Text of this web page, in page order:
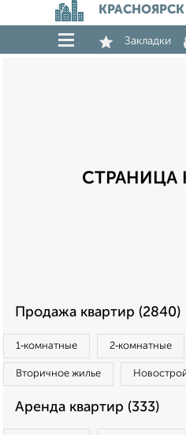
Закладки
СТРАНИЦА
Продажа квартир (2840)
1‑комнатные 2‑комнатные
Вторичное жилье
Аренда квартир (333)